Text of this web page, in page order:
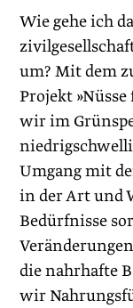
Wie gehe ich
um? Mit dem
Projekt
wir im
Umgang mit
in der Art und
Bedürfnisse
die nahrhafte
wir